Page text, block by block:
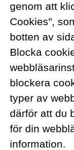
genom att
Cookies",
botten av
Blocka
blockera
typer av
därför att du
för din
information.